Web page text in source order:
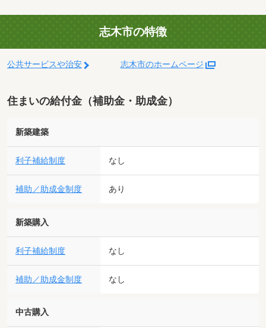
志木市の特徴
公共サービスや治安 志木市のホームページ
住まいの給付金（補助金・助成金）
新築建築
利子補給制度 なし
補助／助成金制度 あり
新築購入
利子補給制度 なし
補助／助成金制度 なし
中古購入